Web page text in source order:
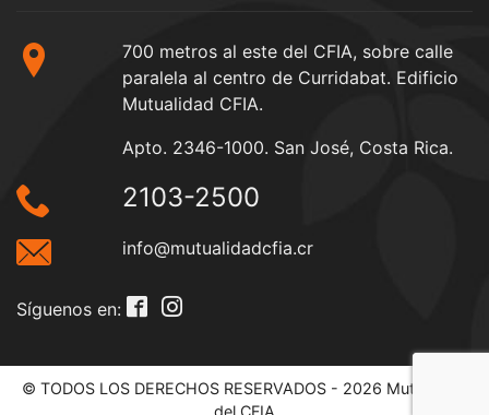
700 metros al este del CFIA, sobre calle
paralela al centro de Curridabat. Edificio
Mutualidad CFIA.
Apto. 2346-1000. San José, Costa Rica.
2103-2500
info@mutualidadcfia.cr
Síguenos en:
© TODOS LOS DERECHOS RESERVADOS - 2026 Mutualidad
del CFIA